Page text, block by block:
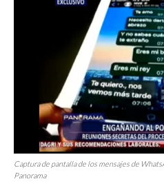
Captura de pantalla de los mensajes de
Panorama